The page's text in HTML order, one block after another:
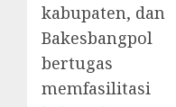
kabupaten, dan
Bakesbangpol
bertugas
memfasilitasi